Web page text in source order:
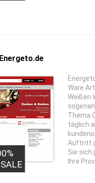
Energeto.de
Ware
Weißen
Thema
täglich
Auftritt
Sie sich
Ihre